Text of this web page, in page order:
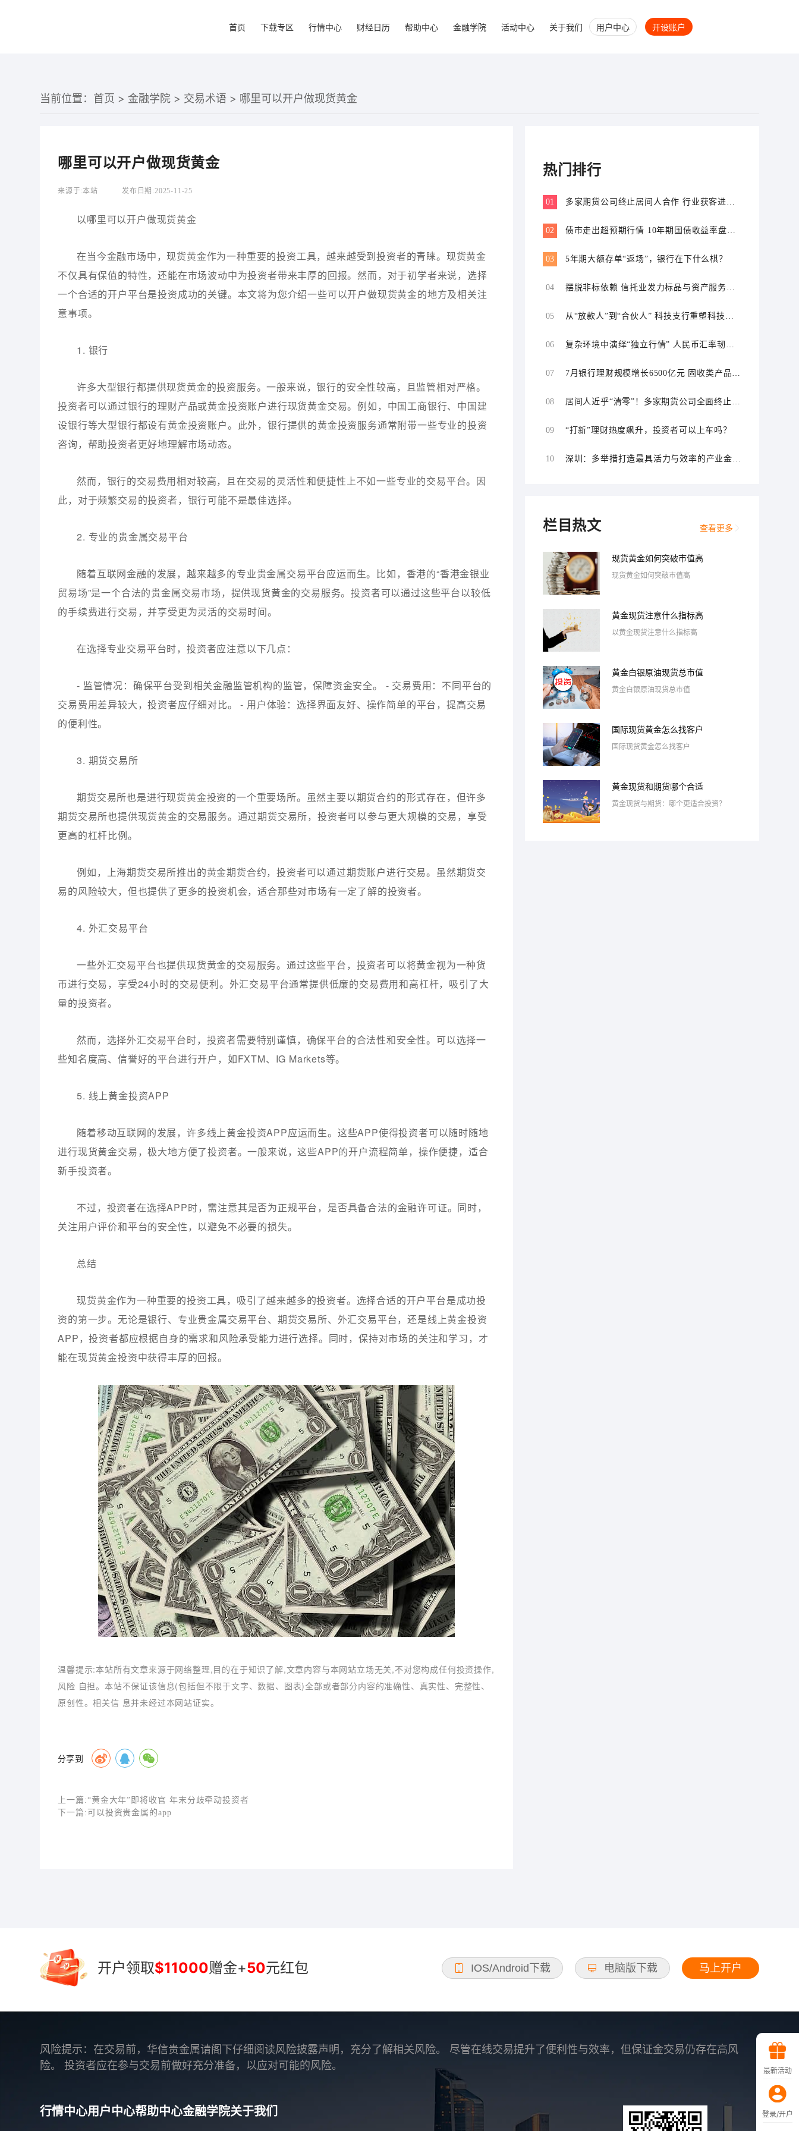
首页 下载专区 行情中心 财经日历 帮助中心 金融学院 活动中心 关于我们 用户中心 开设账户
当前位置： 首页 >金融学院 > 交易术语 > 哪里可以开户做现货黄金
哪里可以开户做现货黄金
来源于:本站 发布日期:2025-11-25
以哪里可以开户做现货黄金
在当今金融市场中，现货黄金作为一种重要的投资工具，越来越受到投资者的青睐。现货黄金
不仅具有保值的特性，还能在市场波动中为投资者带来丰厚的回报。然而，对于初学者来说，选择
一个合适的开户平台是投资成功的关键。本文将为您介绍一些可以开户做现货黄金的地方及相关注
意事项。
1. 银行
许多大型银行都提供现货黄金的投资服务。一般来说，银行的安全性较高，且监管相对严格。
投资者可以通过银行的理财产品或黄金投资账户进行现货黄金交易。例如，中国工商银行、中国建
设银行等大型银行都设有黄金投资账户。此外，银行提供的黄金投资服务通常附带一些专业的投资
咨询，帮助投资者更好地理解市场动态。
然而，银行的交易费用相对较高，且在交易的灵活性和便捷性上不如一些专业的交易平台。因
此，对于频繁交易的投资者，银行可能不是最佳选择。
2. 专业的贵金属交易平台
随着互联网金融的发展，越来越多的专业贵金属交易平台应运而生。比如，香港的“香港金银业
贸易场”是一个合法的贵金属交易市场，提供现货黄金的交易服务。投资者可以通过这些平台以较低
的手续费进行交易，并享受更为灵活的交易时间。
在选择专业交易平台时，投资者应注意以下几点：
- 监管情况：确保平台受到相关金融监管机构的监管，保障资金安全。 - 交易费用：不同平台的
交易费用差异较大，投资者应仔细对比。 - 用户体验：选择界面友好、操作简单的平台，提高交易
的便利性。
3. 期货交易所
期货交易所也是进行现货黄金投资的一个重要场所。虽然主要以期货合约的形式存在，但许多
期货交易所也提供现货黄金的交易服务。通过期货交易所，投资者可以参与更大规模的交易，享受
更高的杠杆比例。
例如，上海期货交易所推出的黄金期货合约，投资者可以通过期货账户进行交易。虽然期货交
易的风险较大，但也提供了更多的投资机会，适合那些对市场有一定了解的投资者。
4. 外汇交易平台
一些外汇交易平台也提供现货黄金的交易服务。通过这些平台，投资者可以将黄金视为一种货
币进行交易，享受24小时的交易便利。外汇交易平台通常提供低廉的交易费用和高杠杆，吸引了大
量的投资者。
然而，选择外汇交易平台时，投资者需要特别谨慎，确保平台的合法性和安全性。可以选择一
些知名度高、信誉好的平台进行开户，如FXTM、IG Markets等。
5. 线上黄金投资APP
随着移动互联网的发展，许多线上黄金投资APP应运而生。这些APP使得投资者可以随时随地
进行现货黄金交易，极大地方便了投资者。一般来说，这些APP的开户流程简单，操作便捷，适合
新手投资者。
不过，投资者在选择APP时，需注意其是否为正规平台，是否具备合法的金融许可证。同时，
关注用户评价和平台的安全性，以避免不必要的损失。
总结
现货黄金作为一种重要的投资工具，吸引了越来越多的投资者。选择合适的开户平台是成功投
资的第一步。无论是银行、专业贵金属交易平台、期货交易所、外汇交易平台，还是线上黄金投资
APP，投资者都应根据自身的需求和风险承受能力进行选择。同时，保持对市场的关注和学习，才
能在现货黄金投资中获得丰厚的回报。
温馨提示:本站所有文章来源于网络整理,目的在于知识了解,文章内容与本网站立场无关,不对您构成任何投资操作,
风险 自担。本站不保证该信息(包括但不限于文字、数据、图表)全部或者部分内容的准确性、真实性、完整性、
原创性。相关信 息并未经过本网站证实。
分享到
上一篇: “黄金大年”即将收官 年末分歧牵动投资者
下一篇: 可以投资贵金属的app
热门排行
01
多家期货公司终止居间人合作 行业获客进入
02
债市走出超预期行情 10年期国债收益率盘中
03
5年期大额存单“返场”，银行在下什么棋？
04
摆脱非标依赖 信托业发力标品与资产服务信
05
从“放款人”到“合伙人” 科技支行重塑科技金
06
复杂环境中演绎“独立行情” 人民币汇率韧性
07
7月银行理财规模增长6500亿元 固收类产品仍
08
居间人近乎“清零”！多家期货公司全面终止居
09
“打新”理财热度飙升，投资者可以上车吗？
10
深圳：多举措打造最具活力与效率的产业金融
栏目热文 查看更多
现货黄金如何突破市值高
现货黄金如何突破市值高
黄金现货注意什么指标高
以黄金现货注意什么指标高
黄金白银原油现货总市值
黄金白银原油现货总市值
国际现货黄金怎么找客户
国际现货黄金怎么找客户
黄金现货和期货哪个合适
黄金现货与期货：哪个更适合投资？
开户领取$11000赠金+50元红包 IOS/Android下载 电脑版下载 马上开户
风险提示：在交易前，华信贵金属请阁下仔细阅读风险披露声明，充分了解相关风险。 尽管在线交易提升了便利性与效率，但保证金交易仍存在高风
险。 投资者应在参与交易前做好充分准备，以应对可能的风险。
行情中心用户中心帮助中心金融学院关于我们
最新活动
登录/开户